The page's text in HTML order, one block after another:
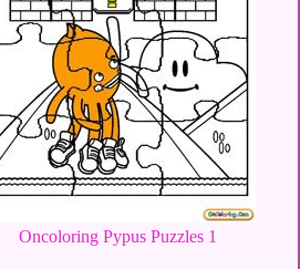
Oncoloring Pypus Puzzles 1